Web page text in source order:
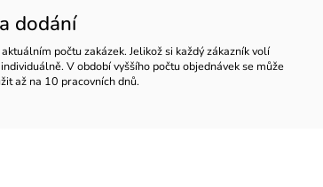
dodání
počtu zakázek. Jelikož si každý zákazník volí
V období vyššího počtu objednávek se může
až na 10 pracovních dnů.